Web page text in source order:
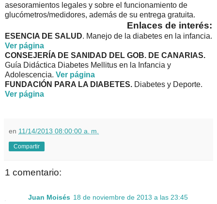
asesoramientos legales y sobre el funcionamiento de
glucómetros/medidores, además de su entrega gratuita.
Enlaces de interés:
ESENCIA DE SALUD. Manejo de la diabetes en la infancia.
Ver página
CONSEJERÍA DE SANIDAD DEL GOB. DE CANARIAS.
Guía Didáctica Diabetes Mellitus en la Infancia y
Adolescencia. Ver página
FUNDACIÓN PARA LA DIABETES. Diabetes y Deporte.
Ver página
en 11/14/2013 08:00:00 a. m.
Compartir
1 comentario:
Juan Moisés 18 de noviembre de 2013 a las 23:45